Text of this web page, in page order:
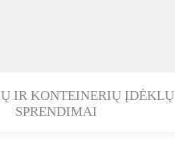
IR KONTEINERIŲ ĮDĖKLŲ
SPRENDIMAI